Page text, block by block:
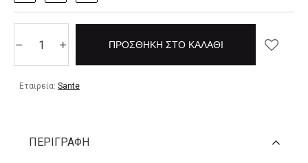
Εταιρεία: Sante
ΠΡΟΣΘΉΚΗ ΣΤΟ ΚΑΛΆΘΙ
ΠΕΡΙΓΡΑΦΉ